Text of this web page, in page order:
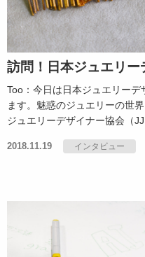
訪問！日本ジュエリー
Too：今日は日本ジュエリー
ます。魅惑のジュエリーの世
ジュエリーデザイナー協会（
2018.11.19 インタビュー